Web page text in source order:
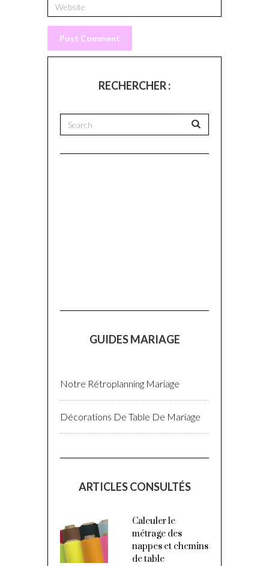
RECHERCHER :
GUIDES MARIAGE
Notre Rétroplanning Mariage
Décorations De Table De Mariage
ARTICLES CONSULTÉS
Calculer le
métrage des
nappes et chemins
de table